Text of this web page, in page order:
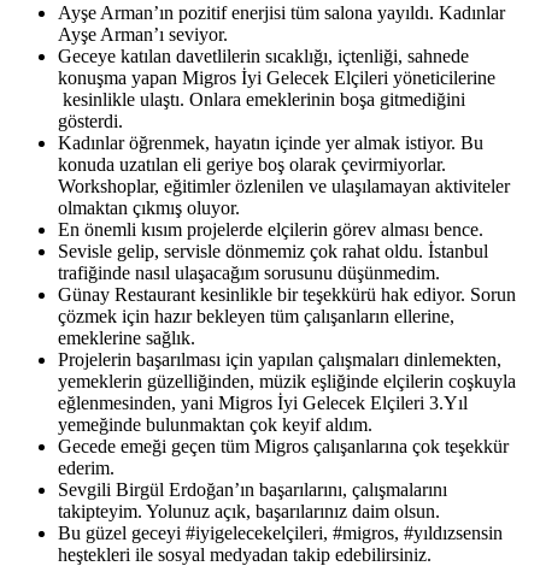
Ayşe Arman’ın pozitif enerjisi tüm salona yayıldı. Kadınlar
Ayşe Arman’ı seviyor.
Geceye katılan davetlilerin sıcaklığı, içtenliği, sahnede
konuşma yapan Migros İyi Gelecek Elçileri yöneticilerine
kesinlikle ulaştı. Onlara emeklerinin boşa gitmediğini
gösterdi.
Kadınlar öğrenmek, hayatın içinde yer almak istiyor. Bu
konuda uzatılan eli geriye boş olarak çevirmiyorlar.
Workshoplar, eğitimler özlenilen ve ulaşılamayan aktiviteler
olmaktan çıkmış oluyor.
En önemli kısım projelerde elçilerin görev alması bence.
Sevisle gelip, servisle dönmemiz çok rahat oldu. İstanbul
trafiğinde nasıl ulaşacağım sorusunu düşünmedim.
Günay Restaurant kesinlikle bir teşekkürü hak ediyor. Sorun
çözmek için hazır bekleyen tüm çalışanların ellerine,
emeklerine sağlık.
Projelerin başarılması için yapılan çalışmaları dinlemekten,
yemeklerin güzelliğinden, müzik eşliğinde elçilerin coşkuyla
eğlenmesinden, yani Migros İyi Gelecek Elçileri 3.Yıl
yemeğinde bulunmaktan çok keyif aldım.
Gecede emeği geçen tüm Migros çalışanlarına çok teşekkür
ederim.
Sevgili Birgül Erdoğan’ın başarılarını, çalışmalarını
takipteyim. Yolunuz açık, başarılarınız daim olsun.
Bu güzel geceyi #iyigelecekelçileri, #migros, #yıldızsensin
heştekleri ile sosyal medyadan takip edebilirsiniz.